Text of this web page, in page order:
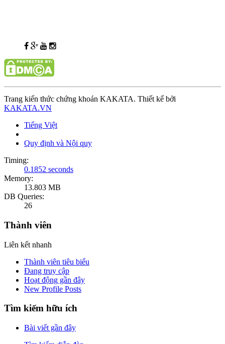
Trang kiến thức chứng khoán KAKATA. Thiết kế bởi
KAKATA.VN
Tiếng Việt
Quy định và Nội quy
Timing:
0.1852 seconds
Memory:
13.803 MB
DB Queries:
26
Thành viên
Liên kết nhanh
Thành viên tiêu biểu
Đang truy cập
Hoạt động gần đây
New Profile Posts
Tìm kiếm hữu ích
Bài viết gần đây